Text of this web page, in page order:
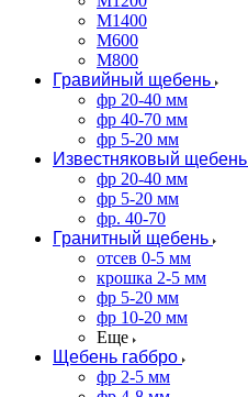
М1400
М600
М800
Гравийный щебень
фр 20-40 мм
фр 40-70 мм
фр 5-20 мм
Известняковый щебень
фр 20-40 мм
фр 5-20 мм
фр. 40-70
Гранитный щебень
отсев 0-5 мм
крошка 2-5 мм
фр 5-20 мм
фр 10-20 мм
Еще
Щебень габбро
фр 2-5 мм